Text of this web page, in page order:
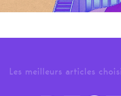
Les meilleurs articles